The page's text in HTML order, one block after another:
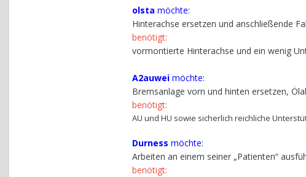
olsta möchte:
Hinterachse ersetzen und anschließende
benötigt:
vormontierte Hinterachse und ein wenig
A2auwei möchte:
Bremsanlage vorn und hinten ersetzen,
benötigt:
AU und HU sowie sicherlich reichliche
Durness möchte:
Arbeiten an einem seiner „Patienten“
benötigt: